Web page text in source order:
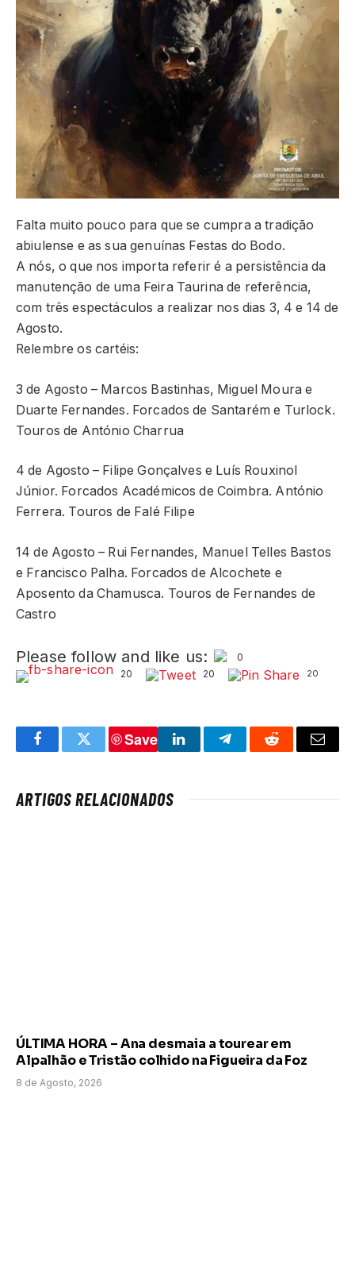
Falta muito pouco para que se cumpra a tradição
abiulense e as sua genuínas Festas do Bodo.
A nós, o que nos importa referir é a persistência da
manutenção de uma Feira Taurina de referência,
com três espectáculos a realizar nos dias 3, 4 e 14 de
Agosto.
Relembre os cartéis:
3 de Agosto – Marcos Bastinhas, Miguel Moura e
Duarte Fernandes. Forcados de Santarém e Turlock.
Touros de António Charrua
4 de Agosto – Filipe Gonçalves e Luís Rouxinol
Júnior. Forcados Académicos de Coimbra. António
Ferrera. Touros de Falé Filipe
14 de Agosto – Rui Fernandes, Manuel Telles Bastos
e Francisco Palha. Forcados de Alcochete e
Aposento da Chamusca. Touros de Fernandes de
Castro
Please follow and like us:
0
20
20 20
FacebookTwitter
Save
LinkedInTelegramReddit Email
ARTIGOS RELACIONADOS
ÚLTIMA HORA – Ana desmaia a tourear em
Alpalhão e Tristão colhido na Figueira da Foz
8 de Agosto, 2026